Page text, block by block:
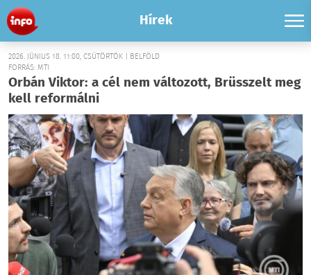
Hírek
2026. JÚNIUS 18. 11:00, CSÜTÖRTÖK | BELFÖLD
FORRÁS: MTI
Orbán Viktor: a cél nem változott, Brüsszelt meg
kell reformálni